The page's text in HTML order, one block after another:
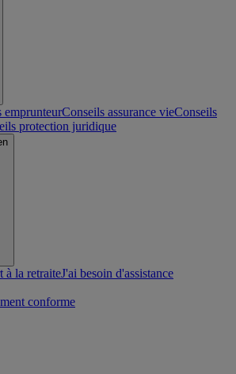
emprunteurConseils assurance vieConseils
protection juridique
à la retraiteJ'ai besoin d'assistance
conforme